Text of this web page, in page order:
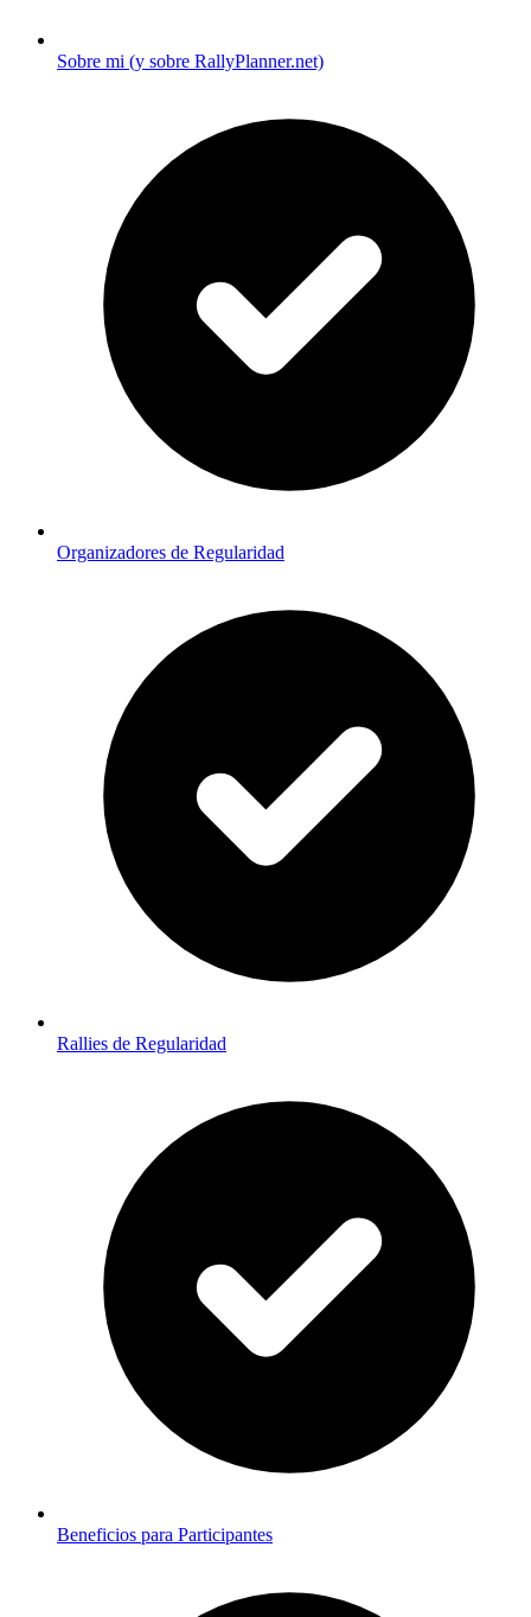
Sobre mi (y sobre RallyPlanner.net)
Organizadores de Regularidad
Rallies de Regularidad
Beneficios para Participantes